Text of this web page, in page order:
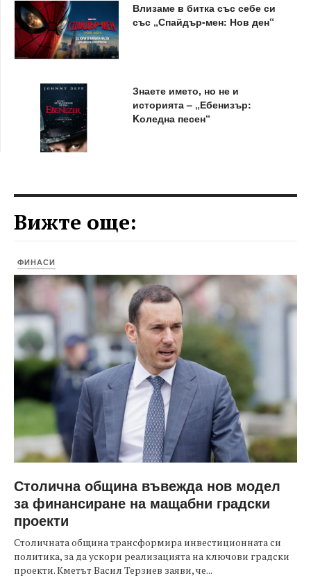
Влизаме в битка със себе си
със „Спайдър-мен: Нов ден“
Знаете името, но не и
историята – „Ебенизър:
Kоледна песен“
Вижте още:
ФИНАСИ
Столична община въвежда нов модел
за финансиране на мащабни градски
проекти
Столичната община трансформира инвестиционната си
политика, за да ускори реализацията на ключови градски
проекти. Кметът Васил Терзиев заяви, че...